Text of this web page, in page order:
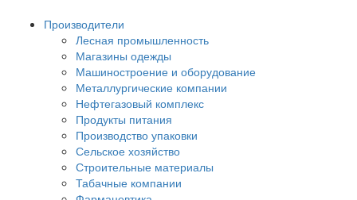
Производители
Лесная промышленность
Магазины одежды
Машиностроение и оборудование
Металлургические компании
Нефтегазовый комплекс
Продукты питания
Производство упаковки
Сельское хозяйство
Строительные материалы
Табачные компании